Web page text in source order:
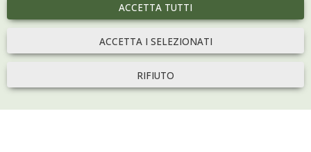
ACCETTA TUTTI
ACCETTA I SELEZIONATI
RIFIUTO